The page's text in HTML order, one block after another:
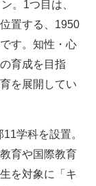
。1つ目は、
置する、1950
す。知性・心
育成を目指
を展開してい
学科を設置。
育や国際教育
を対象に「キ